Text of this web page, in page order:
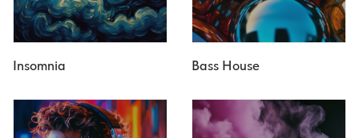
Insomnia Bass House